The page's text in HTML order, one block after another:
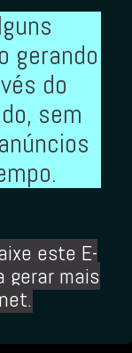
gerando
do
sem
este E-
gerar mais